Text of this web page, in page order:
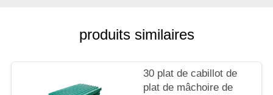
CITATIONproduits similaires
30 plat de cabillot de
plat de mâchoire de